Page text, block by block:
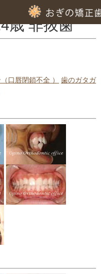
歳 非抜歯
口唇閉鎖不全 ）
歯のガタガ